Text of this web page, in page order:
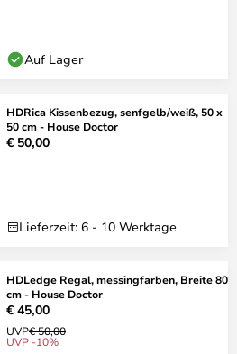
Auf Lager
HDRica Kissenbezug, senfgelb/weiß, 50 x
50 cm - House Doctor
€ 50,00
Lieferzeit: 6 - 10 Werktage
HDLedge Regal, messingfarben, Breite 80
cm - House Doctor
€ 45,00
UVP€ 50,00
UVP -10%